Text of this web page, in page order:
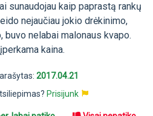
sunaudojau kaip paprastą rankų
nejaučiau jokio drėkinimo,
nelabai malonaus kvapo.
kaina.
2017.04.21
Prisijunk